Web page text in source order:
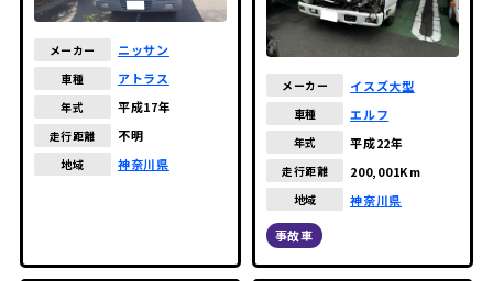
メーカー ニッサン
車種 アトラス
年式 平成17年
走行距離 不明
地域 神奈川県
メーカー イスズ大型
車種 エルフ
年式 平成22年
走行距離 200,001Km
地域 神奈川県
事故車